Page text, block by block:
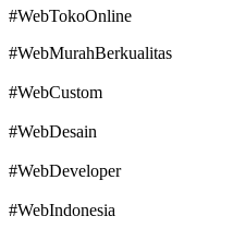
#WebTokoOnline
#WebMurahBerkualitas
#WebCustom
#WebDesain
#WebDeveloper
#WebIndonesia